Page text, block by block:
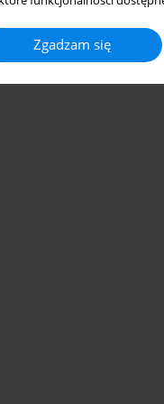
Zgadzam się